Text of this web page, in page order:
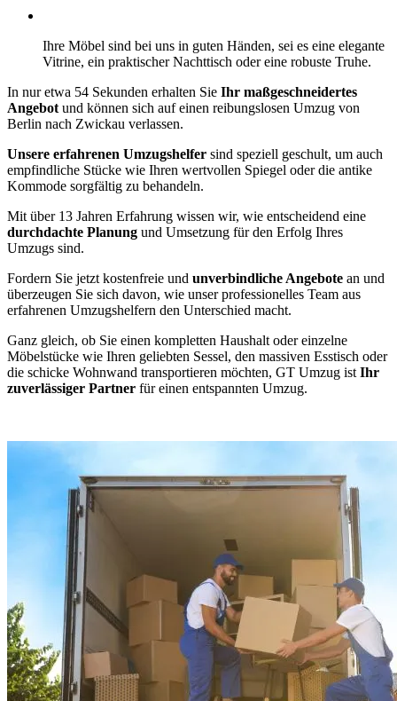
Ihre Möbel sind bei uns in guten Händen, sei es eine elegante
Vitrine, ein praktischer Nachttisch oder eine robuste Truhe.
In nur etwa 54 Sekunden erhalten Sie Ihr maßgeschneidertes
Angebot und können sich auf einen reibungslosen Umzug von
Berlin nach Zwickau verlassen.
Unsere erfahrenen Umzugshelfer sind speziell geschult, um auch
empfindliche Stücke wie Ihren wertvollen Spiegel oder die antike
Kommode sorgfältig zu behandeln.
Mit über 13 Jahren Erfahrung wissen wir, wie entscheidend eine
durchdachte Planung und Umsetzung für den Erfolg Ihres
Umzugs sind.
Fordern Sie jetzt kostenfreie und unverbindliche Angebote an und
überzeugen Sie sich davon, wie unser professionelles Team aus
erfahrenen Umzugshelfern den Unterschied macht.
Ganz gleich, ob Sie einen kompletten Haushalt oder einzelne
Möbelstücke wie Ihren geliebten Sessel, den massiven Esstisch oder
die schicke Wohnwand transportieren möchten, GT Umzug ist Ihr
zuverlässiger Partner für einen entspannten Umzug.